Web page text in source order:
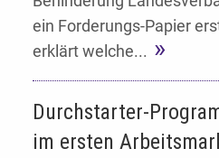
ein Forderungs-Papier
erklärt welche...
Durchstarter-
im ersten